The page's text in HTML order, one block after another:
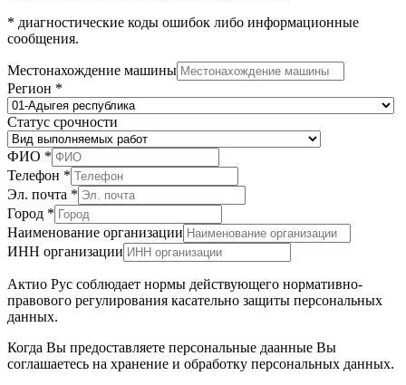
* диагностические коды ошибок либо информационные
сообщения.
Местонахождение машины
Регион *
Статус срочности
ФИО *
Телефон *
Эл. почта *
Город *
Наименование организации
ИНН организации
Актио Рус соблюдает нормы действующего нормативно-
правового регулирования касательно защиты персональных
данных.
Когда Вы предоставляете персональные даанные Вы
соглашаетесь на хранение и обработку персональных данных.